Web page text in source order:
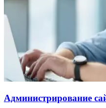
Администрирование